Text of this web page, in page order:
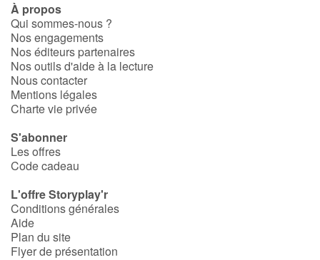
À propos
Qui sommes-nous ?
Nos engagements
Nos éditeurs partenaires
Nos outils d'aide à la lecture
Nous contacter
Mentions légales
Charte vie privée
S'abonner
Les offres
Code cadeau
L'offre Storyplay'r
Conditions générales
Aide
Plan du site
Flyer de présentation